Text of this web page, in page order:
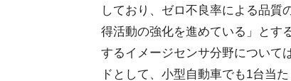
しており、ゼロ不良率による品質
得活動の強化を進めている」とす
するイメージセンサ分野について
ドとして、小型自動車でも1台当